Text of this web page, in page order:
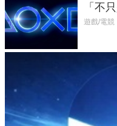
「不
廳、進
遊戲/電競